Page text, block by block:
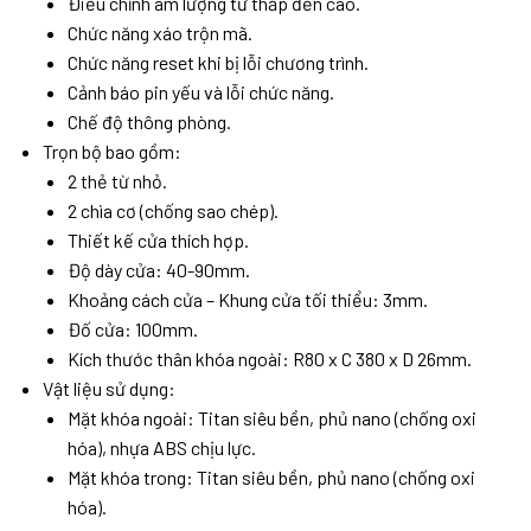
Chức năng xáo trộn mã.
Chức năng reset khi bị lỗi chương trình.
Cảnh báo pin yếu và lỗi chức năng.
Chế độ thông phòng.
Trọn bộ bao gồm:
2 thẻ từ nhỏ.
2 chìa cơ (chống sao chép).
Thiết kế cửa thích hợp.
Độ dày cửa: 40-90mm.
Khoảng cách cửa – Khung cửa tối thiểu: 3mm.
Đố cửa: 100mm.
Kích thước thân khóa ngoài: R80 x C 380 x D 26mm.
Vật liệu sử dụng:
Mặt khóa ngoài: Titan siêu bền, phủ nano (chống oxi
hóa), nhựa ABS chịu lực.
Mặt khóa trong: Titan siêu bền, phủ nano (chống oxi
hóa).